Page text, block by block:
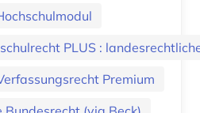
PLUS :
Premium